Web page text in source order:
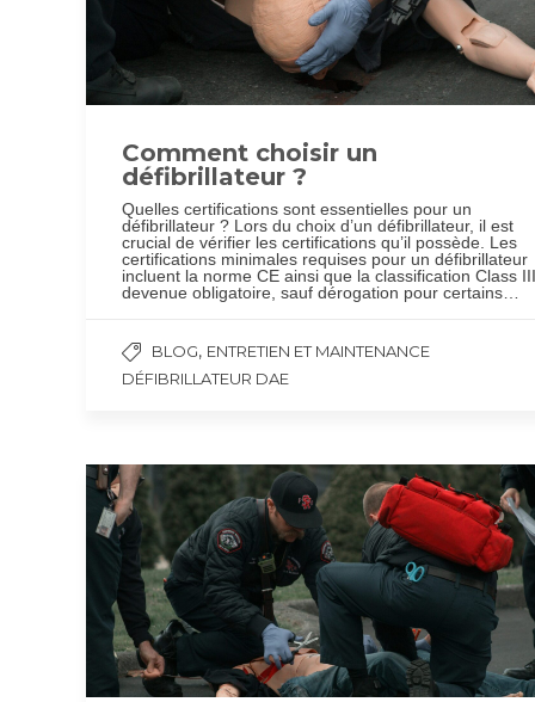
Comment choisir un
défibrillateur ?
Quelles certifications sont essentielles pour un
défibrillateur ? Lors du choix d’un défibrillateur, il est
crucial de vérifier les certifications qu’il possède. Les
certifications minimales requises pour un défibrillateur
incluent la norme CE ainsi que la classification Class
devenue obligatoire, sauf dérogation pour certains…
BLOG, ENTRETIEN ET MAINTENANCE
DÉFIBRILLATEUR DAE